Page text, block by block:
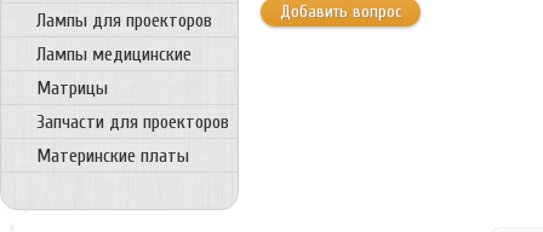
Добавить вопрос
Лампы для проекторов
Лампы медицинские
Матрицы
Запчасти для проекторов
Материнские платы